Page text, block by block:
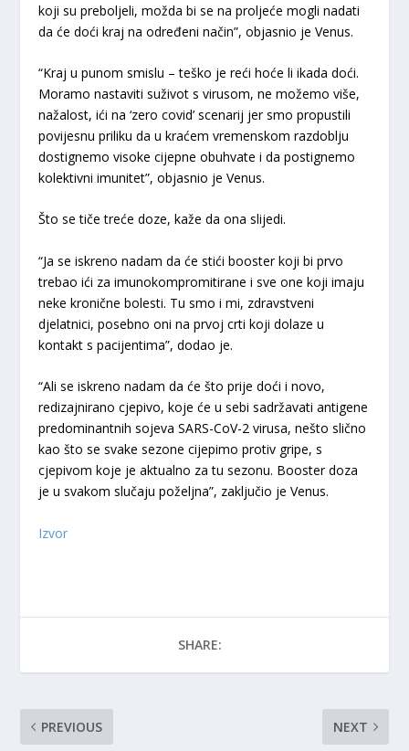
koji su preboljeli, možda bi se na proljeće mogli nadati
da će doći kraj na određeni način”, objasnio je Venus.
“Kraj u punom smislu – teško je reći hoće li ikada doći.
Moramo nastaviti suživot s virusom, ne možemo više,
nažalost, ići na ‘zero covid’ scenarij jer smo propustili
povijesnu priliku da u kraćem vremenskom razdoblju
dostignemo visoke cijepne obuhvate i da postignemo
kolektivni imunitet”, objasnio je Venus.
Što se tiče treće doze, kaže da ona slijedi.
“Ja se iskreno nadam da će stići booster koji bi prvo
trebao ići za imunokompromitirane i sve one koji imaju
neke kronične bolesti. Tu smo i mi, zdravstveni
djelatnici, posebno oni na prvoj crti koji dolaze u
kontakt s pacijentima”, dodao je.
“Ali se iskreno nadam da će što prije doći i novo,
redizajnirano cjepivo, koje će u sebi sadržavati antigene
predominantnih sojeva SARS-CoV-2 virusa, nešto slično
kao što se svake sezone cijepimo protiv gripe, s
cjepivom koje je aktualno za tu sezonu. Booster doza
je u svakom slučaju poželjna”, zaključio je Venus.
Izvor
SHARE:
PREVIOUS NEXT